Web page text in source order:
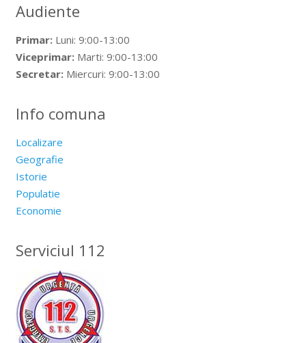
Audiente
Primar:Luni: 9:00-13:00
Viceprimar:Marti: 9:00-13:00
Secretar:Miercuri: 9:00-13:00
Info comuna
Localizare
Geografie
Istorie
Populatie
Economie
Serviciul 112